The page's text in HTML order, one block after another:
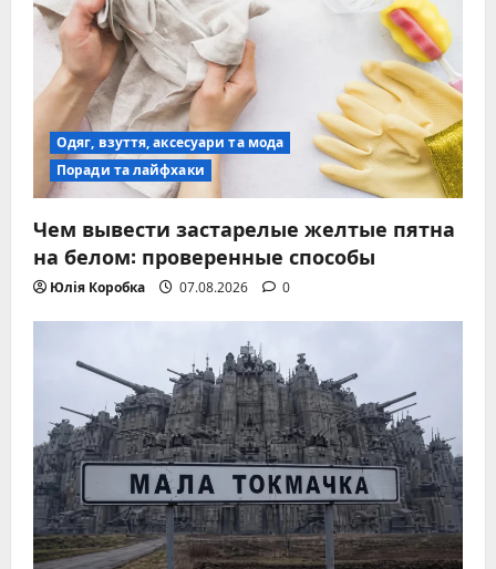
Одяг, взуття, аксесуари та мода
Поради та лайфхаки
Чем вывести застарелые желтые пятна
на белом: проверенные способы
Юлія Коробка 07.08.2026 0